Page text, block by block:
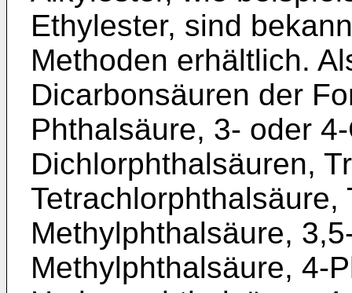
Ethylester, sind
Methoden erhältlich.
Dicarbonsäuren der
Phthalsäure, 3- oder
Dichlorphthalsäuren,
Tetrachlorphthalsäure,
Methylphthalsäure,
Methylphthalsäure, 4-